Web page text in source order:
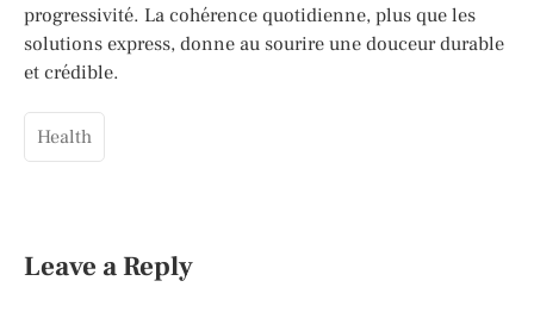
progressivité. La cohérence quotidienne, plus que les
solutions express, donne au sourire une douceur durable
et crédible.
Health
Leave a Reply